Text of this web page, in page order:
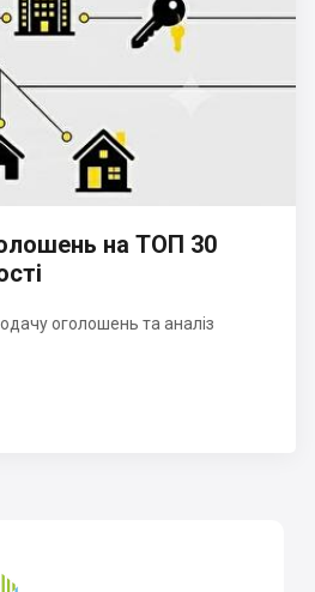
на ТОП 30
оголошень та аналіз